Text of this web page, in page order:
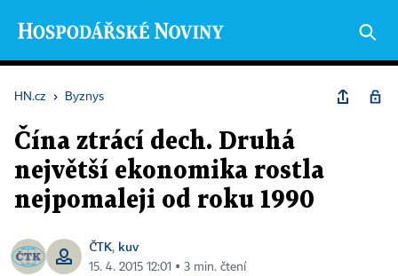
HN.cz › Byznys
Čína ztrácí dech. Druhá
největší ekonomika rostla
nejpomaleji od roku 1990
ČTK, kuv
15. 4. 2015 12:01 ▪ 3 min. čtení